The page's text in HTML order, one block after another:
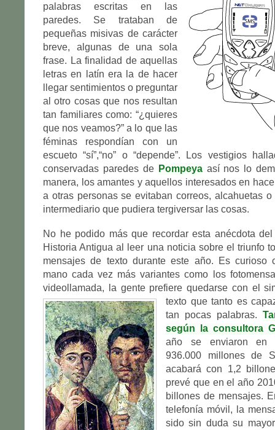
palabras escritas en las
paredes. Se trataban de
pequeñas misivas de carácter
breve, algunas de una sola
frase. La finalidad de aquellas
letras en latín era la de hacer
llegar sentimientos o preguntar
al otro cosas que nos resultan
tan familiares como: “¿quieres
que nos veamos?” a lo que las
féminas respondían con un
escueto “sí”,“no” o “depende”. Los vestigios
conservadas paredes de Pompeyaasí nos lo
manera, los amantes y aquellos interesados en
a otras personas se evitaban correos, alcahuetas
intermediario que pudiera tergiversar las cosas.
No he podido más que recordar esta anécdota
Historia Antigua al leer una noticia sobre el triunfo
mensajes de texto durante este año. Es curioso
mano cada vez más variantes como los
videollamada, la gente prefiere quedarse con el
texto que tanto es
tan pocas palabras.
según la consultora
año se enviaron en
936.000 millones de
acabará con 1,2
prevé que en el año
billones de mensajes.
telefonía móvil, la
sido sin duda su